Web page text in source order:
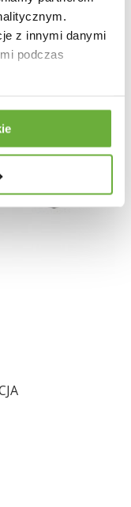
z innymi danymi
podczas